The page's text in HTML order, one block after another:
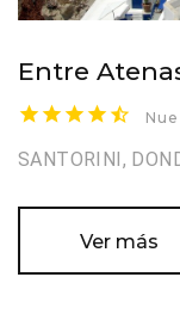
Entre
SANTORINI,
Ver más